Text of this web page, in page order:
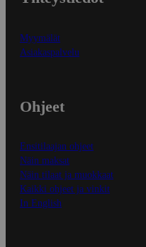
Myymälät
Asiakaspalvelu
Ohjeet
Ensitilaajan ohjeet
Näin maksat
Näin tilaat ja muokkaat
Kaikki ohjeet ja vinkit
In English